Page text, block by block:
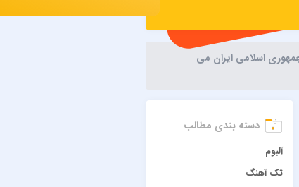
اسلامی ایران می
دسته بندی مطالب
آلبوم
تک آهنگ